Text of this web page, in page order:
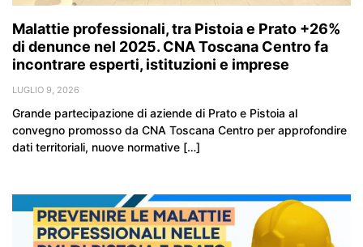
Malattie professionali, tra Pistoia e Prato +26%
di denunce nel 2025. CNA Toscana Centro fa
incontrare esperti, istituzioni e imprese
LUGLIO 9, 2026
Grande partecipazione di aziende di Prato e Pistoia al
convegno promosso da CNA Toscana Centro per approfondire
dati territoriali, nuove normative […]